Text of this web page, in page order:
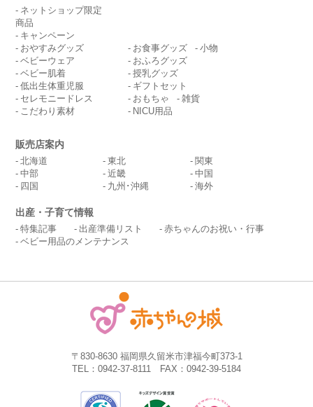
ネットショップ限定
商品
キャンペーン
おやすみグッズ
ベビーウェア
ベビー肌着
低出生体重児服
セレモニードレス
こだわり素材
お食事グッズ
小物
おふろグッズ
授乳グッズ
ギフトセット
おもちゃ
雑貨
NICU用品
販売店案内
北海道 東北
関東
中部
近畿
中国
四国
九州･沖縄 海外
出産・子育て情報
特集記事 出産準備リスト
赤ちゃんのお祝い・行事
ベビー用品のメンテナンス
〒830-8630 福岡県久留米市津福今町373-1
TEL：0942-37-8111 FAX：0942-39-5184